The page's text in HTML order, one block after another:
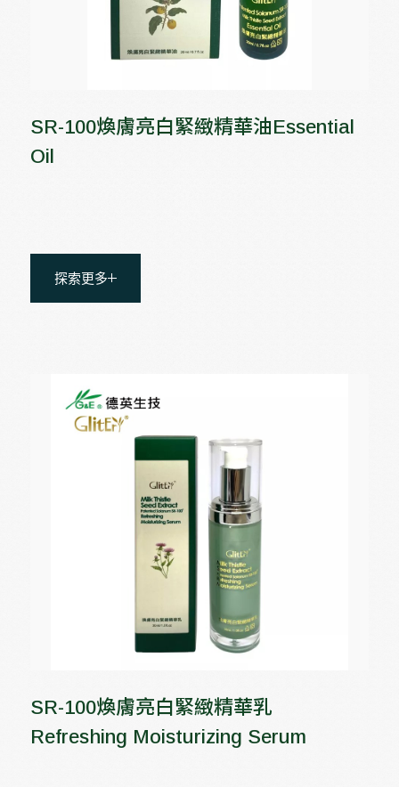
SR-100煥膚亮白緊緻精華油Essential
Oil
探索更多
SR-100煥膚亮白緊緻精華乳
Refreshing Moisturizing Serum